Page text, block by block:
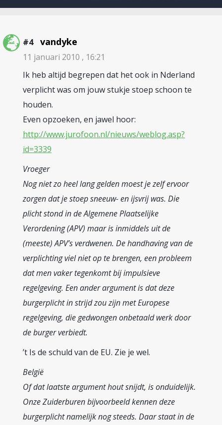
#4 vandyke
11 januari 2010 , 16:21
Ik heb altijd begrepen dat het ook in Nderland
verplicht was om jouw stukje stoep schoon te
houden.
Even opzoeken, en jawel hoor:
http://www.jurofoon.nl/nieuws/weblog.asp?
id=3339
Vroeger
Nog niet zo heel lang gelden moest je zelf ervoor
zorgen dat je stoep sneeuw- en ijsvrij was. Die
plicht stond in de Algemene Plaatselijke
Verordening (APV) maar is inmiddels uit de
(meeste) APV’s verdwenen. De handhaving van de
verplichting viel niet op te brengen, een probleem
dat men vaker tegenkomt bij impulsieve
regelgeving. Een ander argument is dat deze
burgerplicht in strijd zou zijn met Europese
regelgeving, die gedwongen onbetaald werk door
de burger verbiedt.
’t Is de schuld van de EU. Zie je wel.
België
Of dat laatste argument hout snijdt, is onduidelijk.
Onze Zuiderburen bijvoorbeeld kennen deze
burgerplicht namelijk nog steeds. Daar staat in de